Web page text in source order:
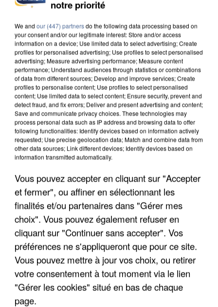
COULÉE DE BOUE EN HAUTE-SAVOIE
LES DONNÉES DE 300 000 CLIENTS DÉROBÉES À
INTERMARCHÉ APRÈS UNE...
notre priorité
We and our (447) partnersdo the following data processing based on
your consent and/or our legitimate interest: Store and/or access
information on a device; Use limited data to select advertising; Create
profiles for personalised advertising; Use profiles to select personalised
advertising; Measure advertising performance; Measure content
performance; Understand audiences through statistics or combinations
of data from different sources; Develop and improve services; Create
profiles to personalise content; Use profiles to select personalised
content; Use limited data to select content; Ensure security, prevent and
detect fraud, and fix errors; Deliver and present advertising and content;
Save and communicate privacy choices. These technologies may
process personal data such as IP address and browsing data to offer
following functionalities: Identify devices based on information actively
requested; Use precise geolocation data; Match and combine data from
other data sources; Link different devices; Identify devices based on
information transmitted automatically.
Vous pouvez accepter en cliquant sur "Accepter
et fermer", ou affiner en sélectionnant les
finalités et/ou partenaires dans "Gérer mes
choix". Vous pouvez également refuser en
cliquant sur "Continuer sans accepter". Vos
préférences ne s'appliqueront que pour ce site.
Vous pouvez mettre à jour vos choix, ou retirer
votre consentement à tout moment via le lien
"Gérer les cookies" situé en bas de chaque
page.